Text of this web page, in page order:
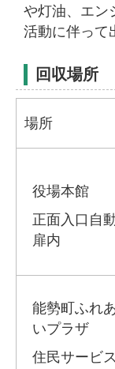
や灯油、エン
活動に伴って
回収場所
場所
役場本館
正面入口自
扉内
能勢町ふれ
いプラザ
住民サービス